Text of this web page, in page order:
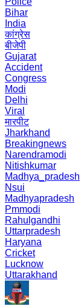
Bihar
India
कांग्रेस
बीजेपी
Gujarat
Accident
Congress
Modi
Delhi
Viral
मारपीट
Jharkhand
Breakingnews
Narendramodi
Nitishkumar
Madhya_pradesh
Nsui
Madhyapradesh
Pmmodi
Rahulgandhi
Uttarpradesh
Haryana
Cricket
Lucknow
Uttarakhand